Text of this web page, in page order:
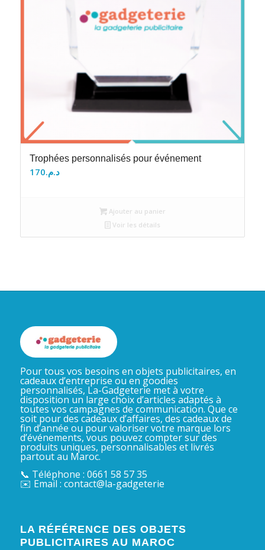
Trophées personnalisés pour événement
د.م.170
Ajouter au panier
Voir les détails
Pour tous vos besoins en objets publicitaires, en
cadeaux d’entreprise ou en goodies
personnalisés, La-Gadgeterie met à votre
disposition un large choix d’articles adaptés à
toutes vos campagnes de communication. Que ce
soit pour des cadeaux d’affaires, des cadeaux de
fin d’année ou pour valoriser votre marque lors
d’événements, vous pouvez compter sur des
produits uniques, personnalisables et livrés
partout au Maroc.
📞 Téléphone : 0661 58 57 35
✉️ Email : contact@la-gadgeterie
LA RÉFÉRENCE DES OBJETS
PUBLICITAIRES AU MAROC